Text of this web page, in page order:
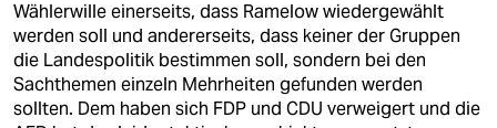
Wählerwille einerseits, dass Ramelow wiedergewählt
werden soll und andererseits, dass keiner der Gruppen
die Landespolitik bestimmen soll, sondern bei den
Sachthemen einzeln Mehrheiten gefunden werden
sollten. Dem haben sich FDP und CDU verweigert und die